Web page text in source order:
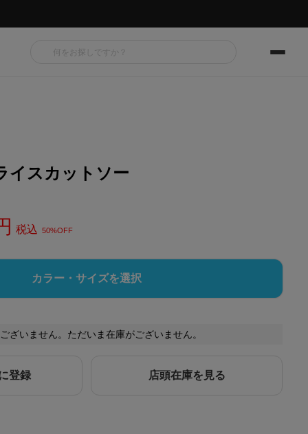
イスカットソー
税込 50%OFF
カラー・サイズを選択
ざいません。ただいま在庫がございません。
登録 店頭在庫を見る